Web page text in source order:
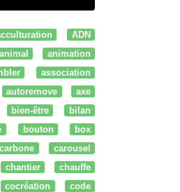
ADN
animal
animation
association
autoremove
axe
bien-être
bilan
bouton
box
carbone
carousel
chantier
chauffe
cocréation
code